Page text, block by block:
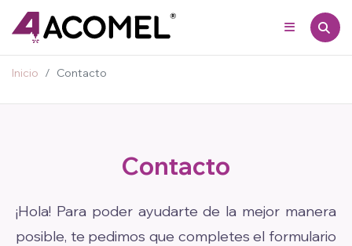
(57) 3007742812
Inicio Contacto
Contacto
¡Hola! Para poder ayudarte de la mejor manera
posible, te pedimos que completes el formulario